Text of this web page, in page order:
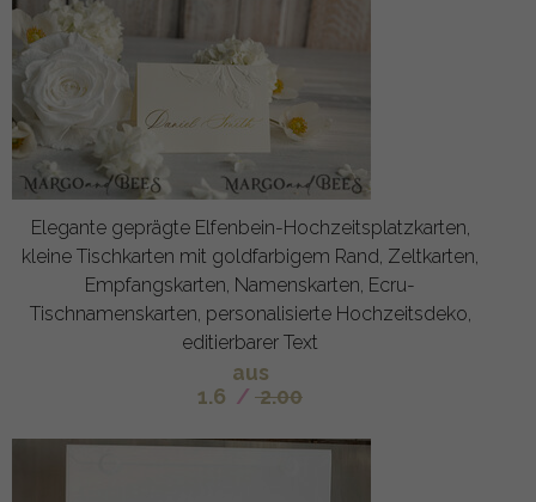
Elegante geprägte Elfenbein-Hochzeitsplatzkarten,
kleine Tischkarten mit goldfarbigem Rand, Zeltkarten,
Empfangskarten, Namenskarten, Ecru-
Tischnamenskarten, personalisierte Hochzeitsdeko,
editierbarer Text
aus
1.6 / 2.00